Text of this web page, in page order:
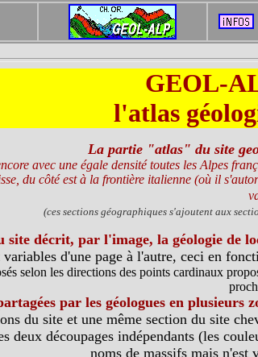
GEOL-
l'atlas
La partie "atlas" du site
avec une égale densité toutes les Alpes
du côté est à la frontière italienne (où il
(ces sections géographiques s'ajoutent aux
site décrit, par l'image, la géologie de
d'une page à l'autre, ceci en
selon les directions des points cardinaux
par les géologues en plusieurs
du site et une même section du site
deux découpages indépendants (les
noms de massifs mais n'est